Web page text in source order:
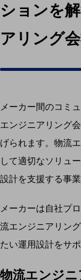
ションを
アリング
メーカー間のコミ
エンジニアリング
げられます。物流
して適切なソリュ
設計を支援する事
メーカーは自社プ
流エンジニアリン
たい運用設計をサ
物流エンジ